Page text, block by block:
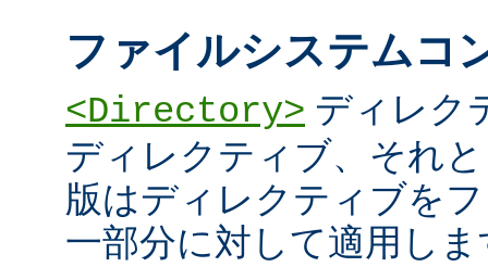
ファイルシステムコ
<Directory> ディレク
ディレクティブ、それ
版はディレクティブを
一部分に対して適用し